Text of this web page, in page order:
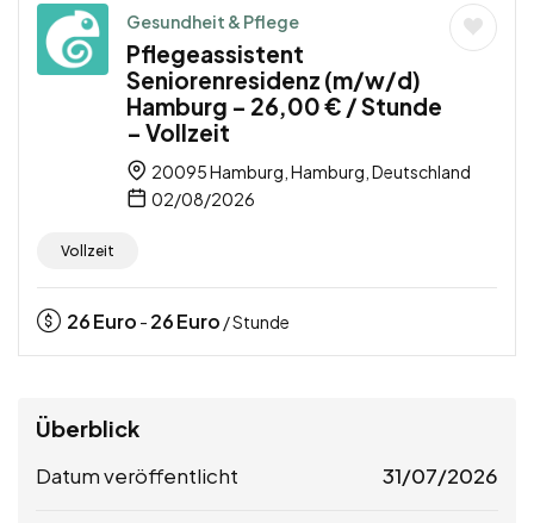
Gesundheit & Pflege
Pflegeassistent
Seniorenresidenz (m/w/d)
Hamburg – 26,00 € / Stunde
– Vollzeit
20095 Hamburg, Hamburg, Deutschland
02/08/2026
Vollzeit
26Euro - 26Euro / Stunde
Überblick
Datum veröffentlicht 31/07/2026